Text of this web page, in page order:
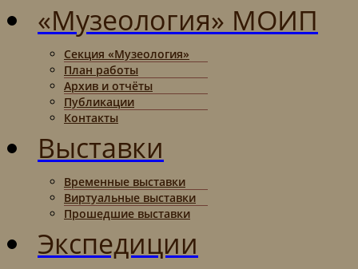
«Музеология» МОИП
Секция «Музеология»
План работы
Архив и отчёты
Публикации
Контакты
Выставки
Временные выставки
Виртуальные выставки
Прошедшие выставки
Экспедиции